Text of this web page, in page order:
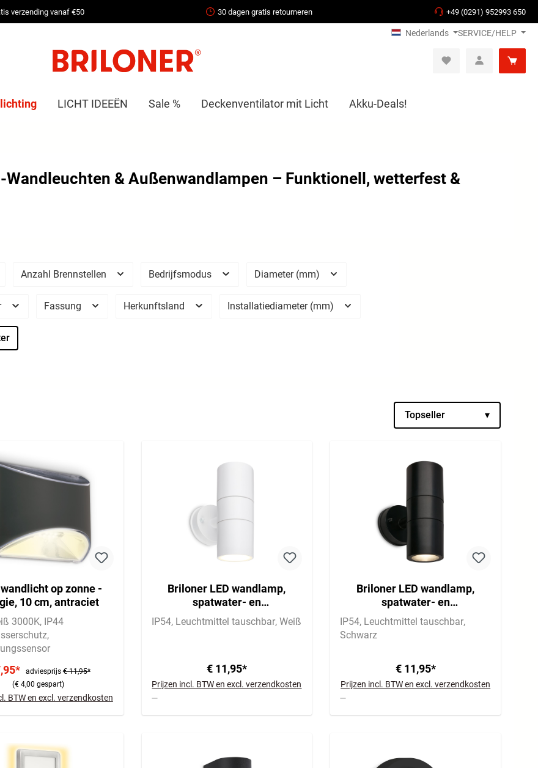
verzending vanaf €50 30 dagen gratis retourneren +49 (0291) 952993 650
Nederlands SERVICE/HELP
LICHT IDEEËN Sale % Deckenventilator mit Licht Akku-Deals!
Wandleuchten & Außenwandlampen – Funktionell, wetterfest &
Anzahl Brennstellen Bedrijfsmodus Diameter (mm)
Fassung Herkunftsland Installatiediameter (mm)
Topseller ▾
op zonne -
10 cm, antraciet
3000K IP44
adviesprijs€ 11,95*
(€ 4,00 gespart)
BTW en excl. verzendkosten
Briloner LED wandlamp,
spatwater- en
stofbescherming, up &
downlight
IP54 Leuchtmittel tauschbar Weiß
€ 11,95*
Prijzen incl. BTW en excl. verzendkosten
Briloner LED wandlamp,
spatwater- en
stofbescherming, up &
downlight
IP54 Leuchtmittel tauschbar
Schwarz
€ 11,95*
Prijzen incl. BTW en excl. verzendkosten